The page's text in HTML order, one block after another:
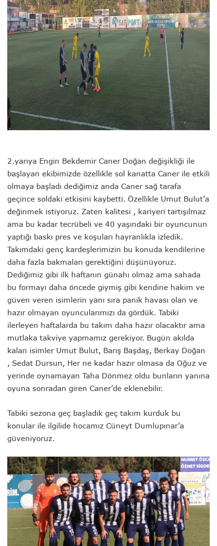
2.yarıya Engin Bekdemir Caner Doğan değişikliği ile
başlayan ekibimizde özellikle sol kanatta Caner ile etkili
olmaya başladı dediğimiz anda Caner sağ tarafa
geçince soldaki etkisini kaybetti. Özellikle Umut Bulut’a
değinmek istiyoruz. Zaten kalitesi , kariyeri tartışılmaz
ama bu kadar tecrübeli ve 40 yaşındaki bir oyuncunun
yaptığı baskı pres ve koşuları hayranlıkla izledik.
Takımdaki genç kardeşlerimizin bu konuda kendilerine
daha fazla bakmaları gerektiğini düşünüyoruz.
Dediğimiz gibi ilk haftanın günahı olmaz ama sahada
bu formayı daha öncede giymiş gibi kendine hakim ve
güven veren isimlerin yanı sıra panik havası olan ve
hazır olmayan oyuncularımızı da gördük. Tabiki
ilerleyen haftalarda bu takım daha hazır olacaktır ama
mutlaka takviye yapmamız gerekiyor. Bugün akılda
kalan isimler Umut Bulut, Barış Başdaş, Berkay Doğan
, Sedat Dursun, Her ne kadar hazır olmasa da Oğuz ve
yerinde oynamayan Taha Dönmez oldu bunların yanına
oyuna sonradan giren Caner’de eklenebilir.
Tabiki sezona geç başladık geç takım kurduk bu
konular ile ilgilide hocamız Cüneyt Dumlupınar’a
güveniyoruz.